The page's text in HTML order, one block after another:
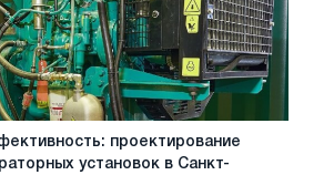
проектирование
установок в Санкт-